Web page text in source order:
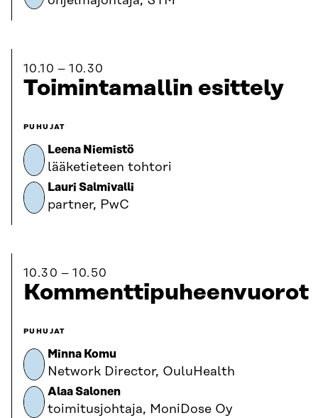
10.10 10.30
Toimintamallin esittely
PUHUJAT
Leena Niemistö
lääketieteen tohtori
Lauri Salmivalli
partner, PwC
10.30 10.50
Kommenttipuheenvuorot
PUHUJAT
Minna Komu
Network Director, OuluHealth
Alaa Salonen
toimitusjohtaja, MoniDose Oy